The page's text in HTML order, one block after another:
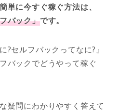
単に今すぐ稼ぐ方法は、
バック」です。
?セルフバックってなに?』
バックでどうやって稼ぐ
疑問にわかりやすく答えて